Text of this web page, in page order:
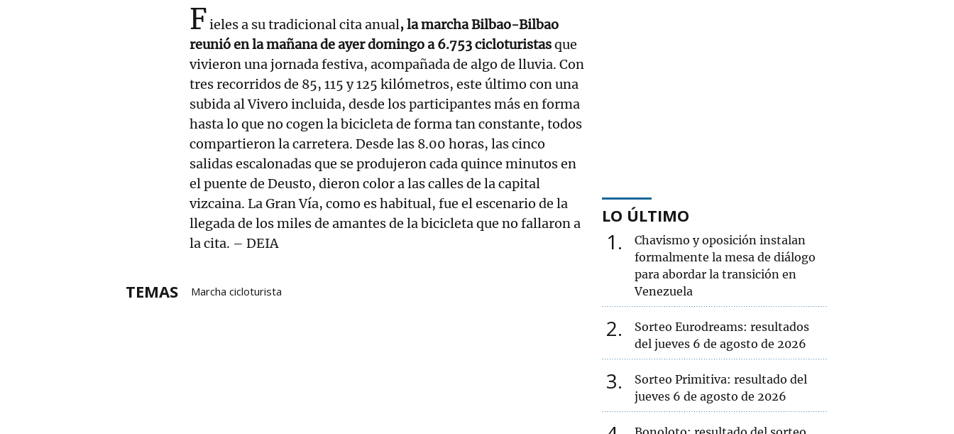
Fieles a su tradicional cita anual, la marcha Bilbao-Bilbao
reunió en la mañana de ayer domingo a 6.753 cicloturistasque
vivieron una jornada festiva, acompañada de algo de lluvia. Con
tres recorridos de 85, 115 y 125 kilómetros, este último con una
subida al Vivero incluida, desde los participantes más en forma
hasta lo que no cogen la bicicleta de forma tan constante, todos
compartieron la carretera. Desde las 8.00 horas, las cinco
salidas escalonadas que se produjeron cada quince minutos en
el puente de Deusto, dieron color a las calles de la capital
vizcaina. La Gran Vía, como es habitual, fue el escenario de la
llegada de los miles de amantes de la bicicleta que no fallaron a
la cita. – DEIA
TEMAS Marcha cicloturista
LO ÚLTIMO
1
Chavismo y oposición instalan
formalmente la mesa de diálogo
para abordar la transición en
Venezuela
2
Sorteo Eurodreams: resultados
del jueves 6 de agosto de 2026
3
Sorteo Primitiva: resultado del
jueves 6 de agosto de 2026